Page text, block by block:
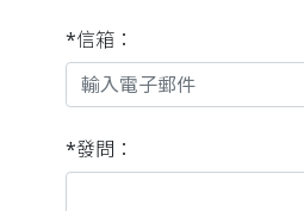
*信箱：
*發問：